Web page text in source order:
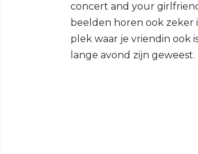
concert and your
beelden horen ook zeker
plek waar je vriendin ook
lange avond zijn geweest.